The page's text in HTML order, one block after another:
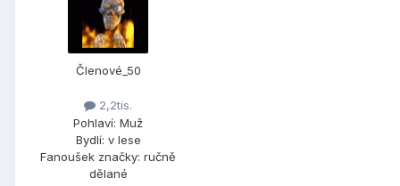
Členové_50
2,2tis.
Pohlaví: Muž
Bydlí: v lese
Fanoušek značky: ručně
dělané